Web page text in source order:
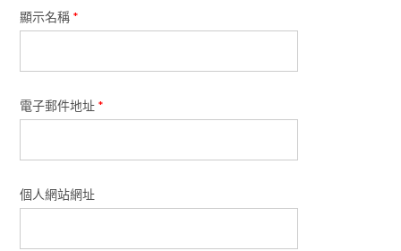
顯示名稱 *
電子郵件地址 *
個人網站網址